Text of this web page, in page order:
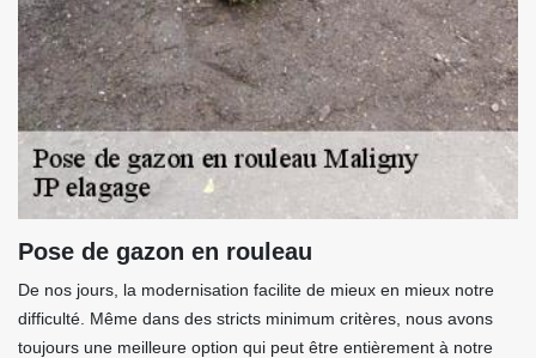
Pose de gazon en rouleau
De nos jours, la modernisation facilite de mieux en mieux notre
difficulté. Même dans des stricts minimum critères, nous avons
toujours une meilleure option qui peut être entièrement à notre